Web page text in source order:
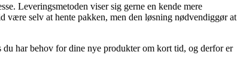
Leveringsmetoden viser sig gerne en kende mere
selv at hente pakken, men den løsning nødvendiggør at
har behov for dine nye produkter om kort tid, og derfor er